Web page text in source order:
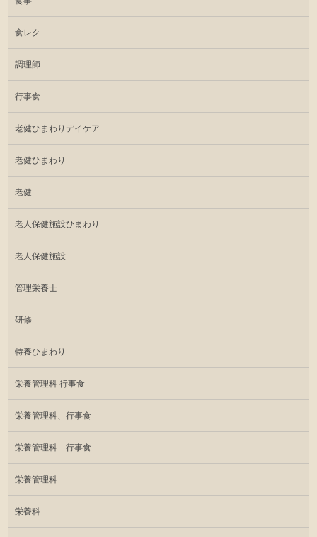
食レク
調理師
行事食
老健ひまわりデイケア
老健ひまわり
老健
老人保健施設ひまわり
老人保健施設
管理栄養士
研修
特養ひまわり
栄養管理科 行事食
栄養管理科、行事食
栄養管理科 行事食
栄養管理科
栄養科